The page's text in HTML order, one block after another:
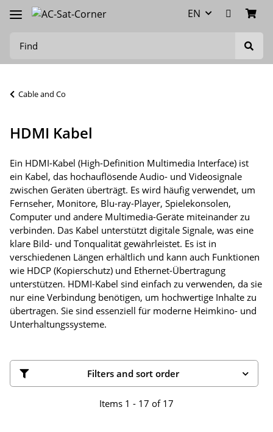
EN
Cable and Co
HDMI Kabel
Ein HDMI-Kabel (High-Definition Multimedia Interface) ist
ein Kabel, das hochauflösende Audio- und Videosignale
zwischen Geräten überträgt. Es wird häufig verwendet, um
Fernseher, Monitore, Blu-ray-Player, Spielekonsolen,
Computer und andere Multimedia-Geräte miteinander zu
verbinden. Das Kabel unterstützt digitale Signale, was eine
klare Bild- und Tonqualität gewährleistet. Es ist in
verschiedenen Längen erhältlich und kann auch Funktionen
wie HDCP (Kopierschutz) und Ethernet-Übertragung
unterstützen. HDMI-Kabel sind einfach zu verwenden, da sie
nur eine Verbindung benötigen, um hochwertige Inhalte zu
übertragen. Sie sind essenziell für moderne Heimkino- und
Unterhaltungssysteme.
Filters and sort order
Items 1 - 17 of 17